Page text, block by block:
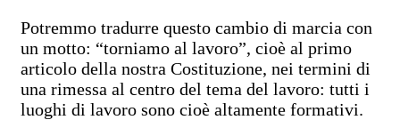
Potremmo tradurre questo cambio di marcia con
un motto: “torniamo al lavoro”, cioè al primo
articolo della nostra Costituzione, nei termini di
una rimessa al centro del tema del lavoro: tutti i
luoghi di lavoro sono cioè altamente formativi.